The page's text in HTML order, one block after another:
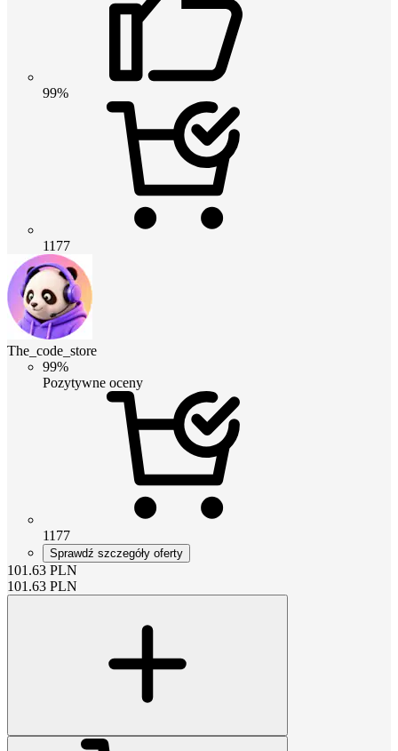
99%
1177
The_code_store
99%
Pozytywne oceny
1177
Sprawdź szczegóły oferty
101.63 PLN
101.63 PLN